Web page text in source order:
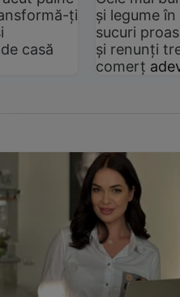
ți
casă
și legume
sucuri
și renunți
comerț